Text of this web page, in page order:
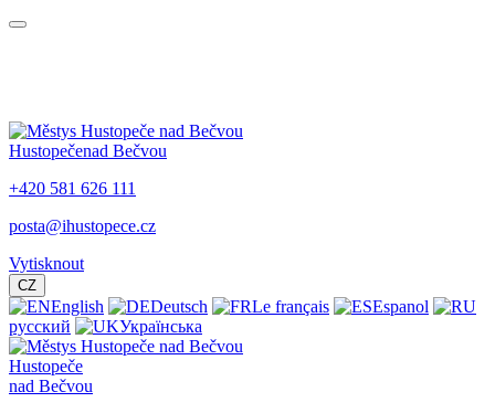
Hustopečenad Bečvou
+420 581 626 111
posta@ihustopece.cz
Vytisknout
CZ
English Deutsch Le français
Espanol
русский
Українська
Hustopeče
nad Bečvou